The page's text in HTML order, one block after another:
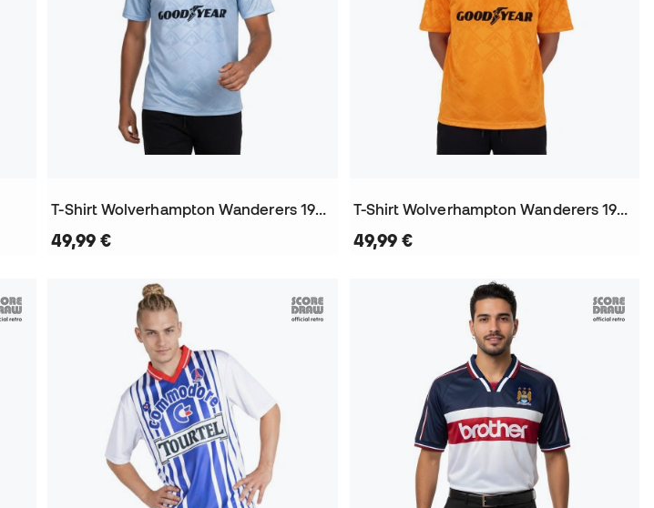
T-Shirt Wolverhampton Wanderers 1992 Away Bukta
49,99 €
T-Shirt Wolverhampton Wanderers 1992 Bukta
49,99 €